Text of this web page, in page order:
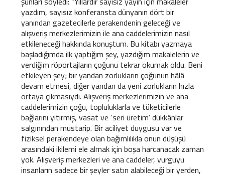
yazdım, sayısız konferansta dünyanın dört bir
yanından gazetecilerle perakendenin geleceği ve
alışveriş merkezlerimizin ile ana caddelerimizin nasıl
etkileneceği hakkında konuştum. Bu kitabı yazmaya
başladığımda ilk yaptığım şey, yazdığım makalelerin ve
verdiğim röportajların çoğunu tekrar okumak oldu. Beni
etkileyen şey; bir yandan zorlukların çoğunun hâlâ
devam etmesi, diğer yandan da yeni zorlukların hızla
ortaya çıkmasıydı. Alışveriş merkezlerimizin ve ana
caddelerimizin çoğu, topluluklarla ve tüketicilerle
bağlarını yitirmiş, vasat ve ‘seri üretim’ dükkânlar
salgınından mustarip. Bir aciliyet duygusu var ve
fiziksel perakendeye olan bağımlılıkla onun düşüşü
arasındaki ikilemi ele almak için boşa harcanacak zaman
yok. Alışveriş merkezleri ve ana caddeler, vurguyu
insanların sadece bir şeyler satın alabileceği bir yerden,